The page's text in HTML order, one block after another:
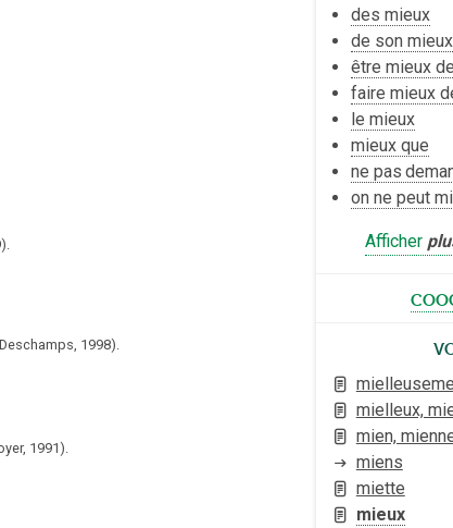
1998).
1991).
des mieux
de son mieux
être mieux de
faire mieux
le mieux
mieux que
ne pas
on ne peut
Afficher
mielleux,
mien,
miens
miette
mieux